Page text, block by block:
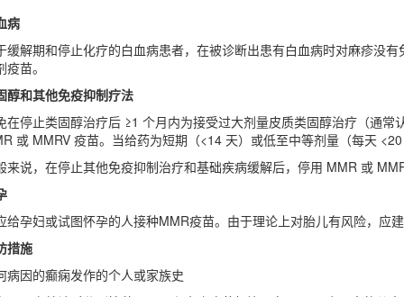
病
缓解期和停止化疗的白血病患者，在被诊断出患有白血病时对麻疹没
疫苗。
醇和其他免疫抑制疗法
在停止类固醇治疗后 ≥1 个月内为接受过大剂量皮质类固醇治疗（通
或 MMRV 疫苗。当给药为短期（<14 天）或低至中等剂量（每天
来说，在停止其他免疫抑制治疗和基础疾病缓解后，停用 MMR 或
给孕妇或试图怀孕的人接种MMR疫苗。由于理论上对胎儿有风险，应
措施
病因的癫痫发作的个人或家族史